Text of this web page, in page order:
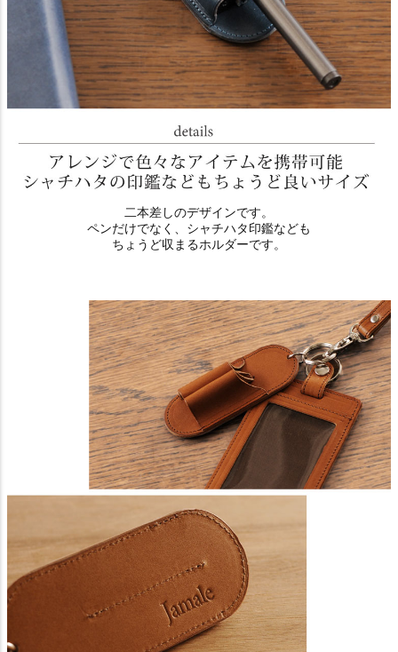
二本差しのデザインです。
ペンだけでなく、シャチハタ印鑑なども
ちょうど収まるホルダーです。